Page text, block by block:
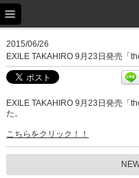
2015/06/26
EXILE TAKAHIRO 9月23日発売「
EXILE TAKAHIRO 9月23日発売「
た。
こちらをクリック！！
NEWS
SCHEDULE
EX FAMILY